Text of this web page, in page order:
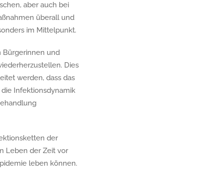
aber auch bei
überall und
im Mittelpunkt.
Bürgerinnen und
Dies
werden, dass das
Infektionsdynamik
der
Leben der Zeit vor
leben können.